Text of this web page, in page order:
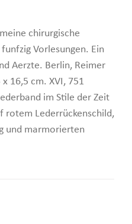
chirurgische
Vorlesungen. Ein
Aerzte. Berlin, Reimer
16,5 cm. XVI, 751
im Stile der Zeit
rotem Lederrückenschild,
und marmorierten